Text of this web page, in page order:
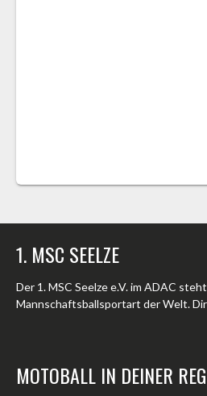
1. MSC SEELZE
Der 1. MSC Seelze e.V. im ADAC
Mannschaftsballsportart der Welt.
MOTOBALL IN DEINER